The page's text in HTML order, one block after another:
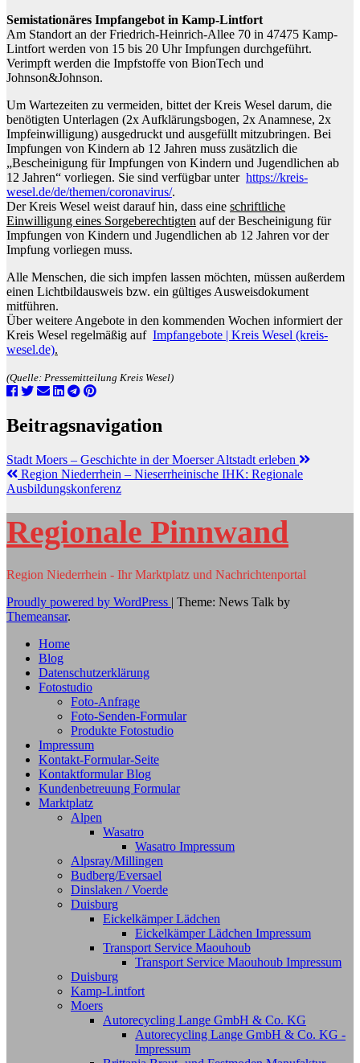
Semistationäres Impfangebot in Kamp-Lintfort
Am Standort an der Friedrich-Heinrich-Allee 70 in 47475 Kamp-
Lintfort werden von 15 bis 20 Uhr Impfungen durchgeführt.
Verimpft werden die Impfstoffe von BionTech und
Johnson&Johnson.
Um Wartezeiten zu vermeiden, bittet der Kreis Wesel darum, die
benötigten Unterlagen (2x Aufklärungsbogen, 2x Anamnese, 2x
Impfeinwilligung) ausgedruckt und ausgefüllt mitzubringen. Bei
Impfungen von Kindern ab 12 Jahren muss zusätzlich die
„Bescheinigung für Impfungen von Kindern und Jugendlichen ab
12 Jahren“ vorliegen. Sie sind verfügbar unter https://kreis-
wesel.de/de/themen/coronavirus/.
Der Kreis Wesel weist darauf hin, dass eine schriftliche
Einwilligung eines Sorgeberechtigten auf der Bescheinigung für
Impfungen von Kindern und Jugendlichen ab 12 Jahren vor der
Impfung vorliegen muss.
Alle Menschen, die sich impfen lassen möchten, müssen außerdem
einen Lichtbildausweis bzw. ein gültiges Ausweisdokument
mitführen.
Über weitere Angebote in den kommenden Wochen informiert der
Kreis Wesel regelmäßig auf Impfangebote | Kreis Wesel (kreis-
wesel.de).
(Quelle: Pressemitteilung Kreis Wesel)
Beitragsnavigation
Stadt Moers – Geschichte in der Moerser Altstadt erleben
Region Niederrhein – Nieserrheinische IHK: Regionale
Ausbildungskonferenz
Regionale Pinnwand
Region Niederrhein - Ihr Marktplatz und Nachrichtenportal
Proudly powered by WordPress | Theme: News Talk by
Themeansar.
Home
Blog
Datenschutzerklärung
Fotostudio
Foto-Anfrage
Foto-Senden-Formular
Produkte Fotostudio
Impressum
Kontakt-Formular-Seite
Kontaktformular Blog
Kundenbetreuung Formular
Marktplatz
Alpen
Wasatro
Wasatro Impressum
Alpsray/Millingen
Budberg/Eversael
Dinslaken / Voerde
Duisburg
Eickelkämper Lädchen
Eickelkämper Lädchen Impressum
Transport Service Maouhoub
Transport Service Maouhoub Impressum
Duisburg
Kamp-Lintfort
Moers
Autorecycling Lange GmbH & Co. KG
Autorecycling Lange GmbH & Co. KG -
Impressum